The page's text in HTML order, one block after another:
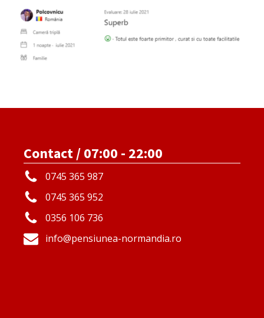
Contact / 07:00 - 22:00
0745 365 987
0745 365 952
0356 106 736
info@pensiunea-normandia.ro